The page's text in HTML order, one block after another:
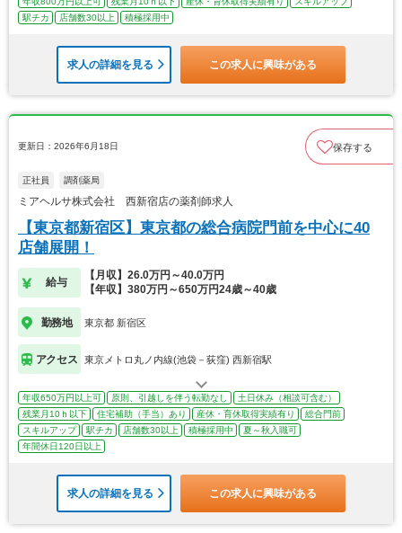
駅チカ
店舗数30以上 積極採用中
求人の詳細を見る この求人に興味がある
更新日：2026年6月18日 保存する
正社員 調剤薬局
ミアヘルサ株式会社 西新宿店の薬剤師求人
【東京都新宿区】東京都の総合病院門前を中心に40
店舗展開！
給与
【月収】26.0万円～40.0万円
【年収】380万円～650万円24歳～40歳
勤務地 東京都 新宿区
アクセス 東京メトロ丸ノ内線(池袋－荻窪) 西新宿駅
年収650万円以上可 原則、引越しを伴う転勤なし
土日休み（相談可含む）
残業月10ｈ以下
住宅補助（手当）あり 産休・育休取得実績有り
総合門前
スキルアップ
駅チカ 店舗数30以上 積極採用中
夏～秋入職可
年間休日120日以上
求人の詳細を見る この求人に興味がある